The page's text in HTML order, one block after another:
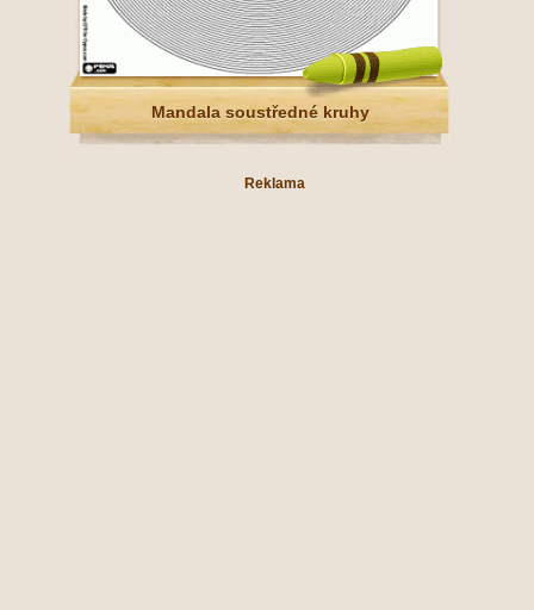
Mandala soustředné kruhy
Reklama